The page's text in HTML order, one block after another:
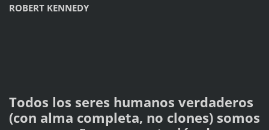
ROBERT KENNEDY
Todos los seres humanos verdaderos
(con alma completa, no clones) somos